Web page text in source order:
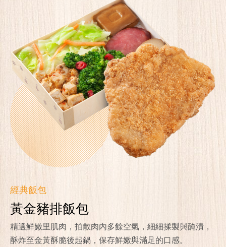
經典飯包
黃金豬排飯包
精選鮮嫩里肌肉，拍散肉內多餘空氣，細細揉製與醃漬，
酥炸至金黃酥脆後起鍋，保存鮮嫩與滿足的口感。